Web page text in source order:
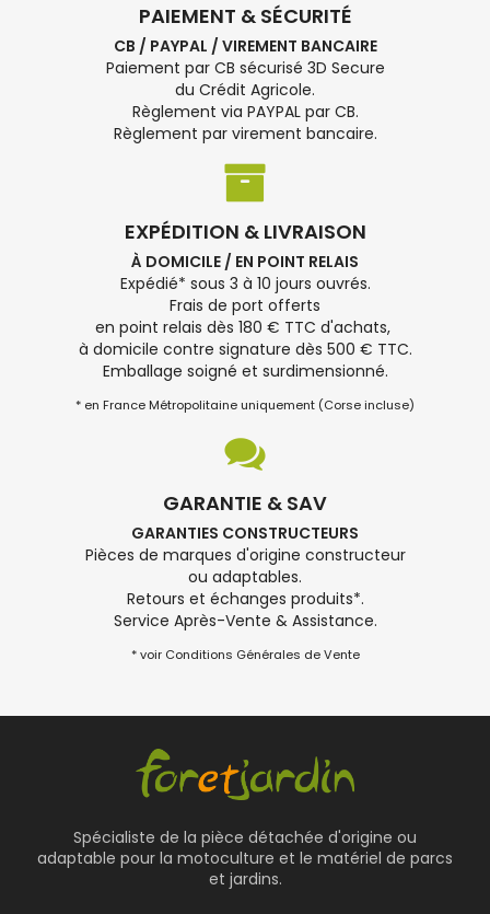
PAIEMENT & SÉCURITÉ
CB / PAYPAL / VIREMENT BANCAIRE
Paiement par CB sécurisé 3D Secure
du Crédit Agricole.
Règlement via PAYPAL par CB.
Règlement par virement bancaire.
EXPÉDITION & LIVRAISON
À DOMICILE / EN POINT RELAIS
Expédié* sous 3 à 10 jours ouvrés.
Frais de port offerts
en point relais dès 180 € TTC d'achats,
à domicile contre signature dès 500 € TTC.
Emballage soigné et surdimensionné.
* en France Métropolitaine uniquement (Corse incluse)
GARANTIE & SAV
GARANTIES CONSTRUCTEURS
Pièces de marques d'origine constructeur
ou adaptables.
Retours et échanges produits*.
Service Après-Vente & Assistance.
* voir Conditions Générales de Vente
Spécialiste de la pièce détachée d'origine ou
adaptable pour la motoculture et le matériel de parcs
et jardins.